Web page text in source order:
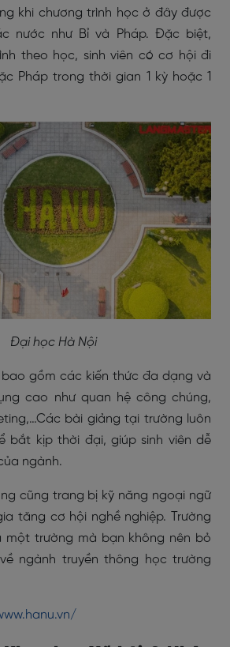
khi chương trình học ở đây được
nước như Bỉ và Pháp. Đặc biệt,
theo học, sinh viên có cơ hội đi
Pháp trong thời gian 1 kỳ hoặc 1
Đại học Hà Nội
gồm các kiến thức đa dạng và
cao như quan hệ công chúng,
bài giảng tại trường luôn
bắt kịp thời đại, giúp sinh viên dễ
ngành.
cũng trang bị kỹ năng ngoại ngữ
tăng cơ hội nghề nghiệp. Trường
một trường mà bạn không nên bỏ
ngành truyền thông học trường